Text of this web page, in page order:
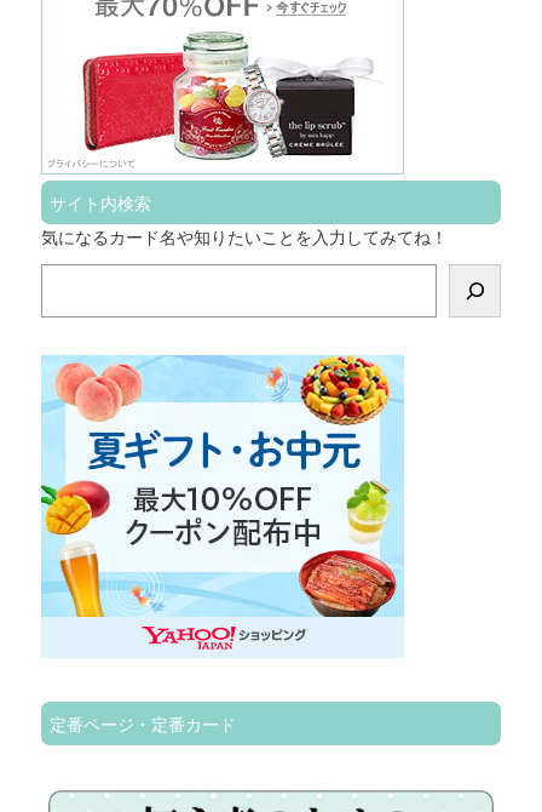
サイト内検索
気になるカード名や知りたいことを入力してみてね！
定番ページ・定番カード